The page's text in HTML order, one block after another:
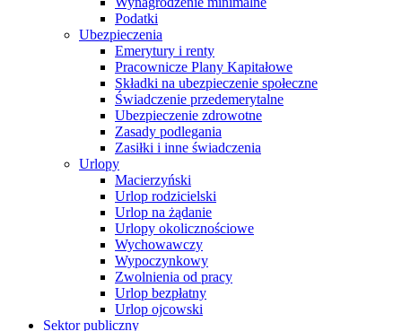
Podatki
Ubezpieczenia
Emerytury i renty
Pracownicze Plany Kapitałowe
Składki na ubezpieczenie społeczne
Świadczenie przedemerytalne
Ubezpieczenie zdrowotne
Zasady podlegania
Zasiłki i inne świadczenia
Urlopy
Macierzyński
Urlop rodzicielski
Urlop na żądanie
Urlopy okolicznościowe
Wychowawczy
Wypoczynkowy
Zwolnienia od pracy
Urlop bezpłatny
Urlop ojcowski
Sektor publiczny